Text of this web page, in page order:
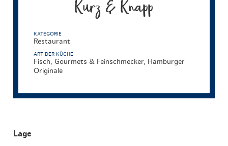
Kurz & Knapp
KATEGORIE
Restaurant
ART DER KÜCHE
Fisch, Gourmets & Feinschmecker, Hamburger
Originale
Lage